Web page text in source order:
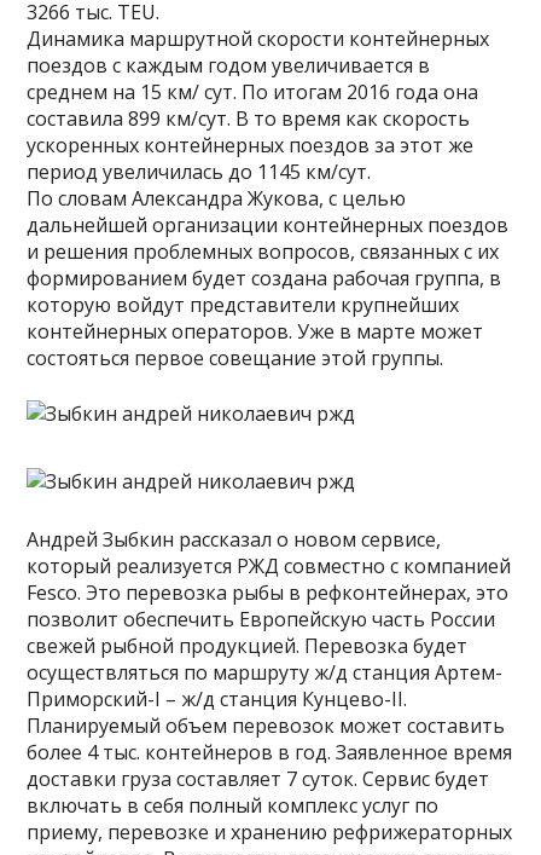
3266 тыс. TEU.
Динамика маршрутной скорости контейнерных
поездов с каждым годом увеличивается в
среднем на 15 км/ сут. По итогам 2016 года она
составила 899 км/сут. В то время как скорость
ускоренных контейнерных поездов за этот же
период увеличилась до 1145 км/сут.
По словам Александра Жукова, с целью
дальнейшей организации контейнерных поездов
и решения проблемных вопросов, связанных с их
формированием будет создана рабочая группа, в
которую войдут представители крупнейших
контейнерных операторов. Уже в марте может
состояться первое совещание этой группы.
Андрей Зыбкин рассказал о новом сервисе,
который реализуется РЖД совместно с компанией
Fesco. Это перевозка рыбы в рефконтейнерах, это
позволит обеспечить Европейскую часть России
свежей рыбной продукцией. Перевозка будет
осуществляться по маршруту ж/д станция Артем-
Приморский-I – ж/д станция Кунцево-II.
Планируемый объем перевозок может составить
более 4 тыс. контейнеров в год. Заявленное время
доставки груза составляет 7 суток. Сервис будет
включать в себя полный комплекс услуг по
приему, перевозке и хранению рефрижераторных